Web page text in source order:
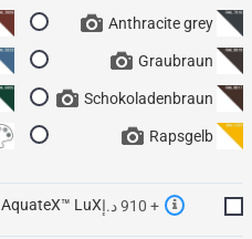
Anthracite grey
Graubraun
Schokoladenbraun
Rapsgelb
AquateX™ LuX + 910 د.إ